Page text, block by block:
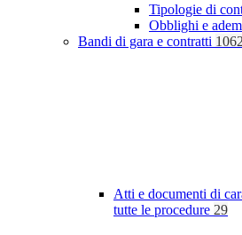
Tipologie di
Obblighi e
Bandi di gara e contratti 1062
Atti e documenti di
tutte le procedure 29